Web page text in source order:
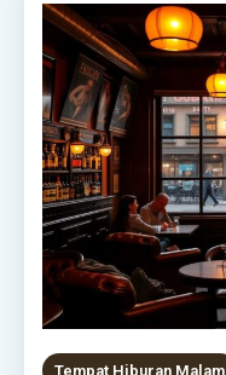
Tempat Hiburan Malam